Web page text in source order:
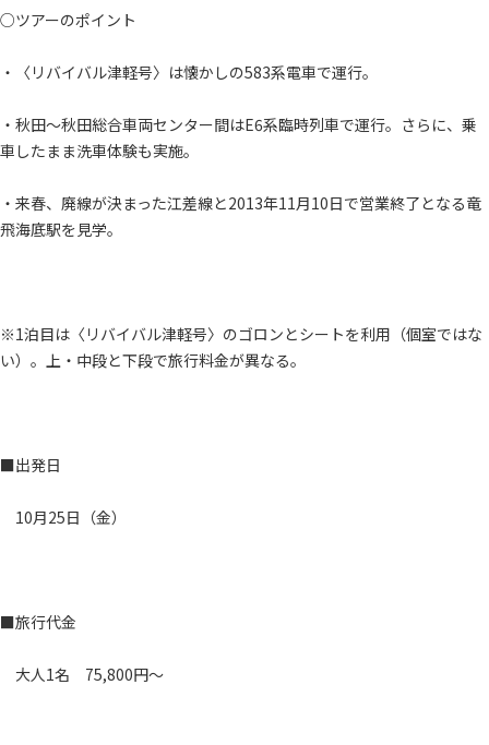
○ツアーのポイント
・〈リバイバル津軽号〉は懐かしの583系電車で運行。
・秋田～秋田総合車両センター間はE6系臨時列車で運行。さらに、乗
車したまま洗車体験も実施。
・来春、廃線が決まった江差線と2013年11月10日で営業終了となる竜
飛海底駅を見学。
※1泊目は〈リバイバル津軽号〉のゴロンとシートを利用（個室ではな
い）。上・中段と下段で旅行料金が異なる。
■出発日
10月25日（金）
■旅行代金
大人1名 75,800円～